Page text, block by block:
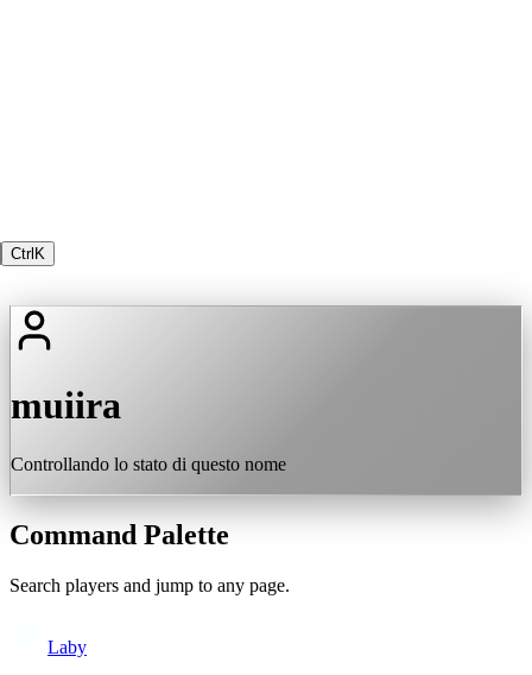
Ctrl K
muiira
Controllando lo stato di questo nome
Command Palette
Search players and jump to any page.
Laby